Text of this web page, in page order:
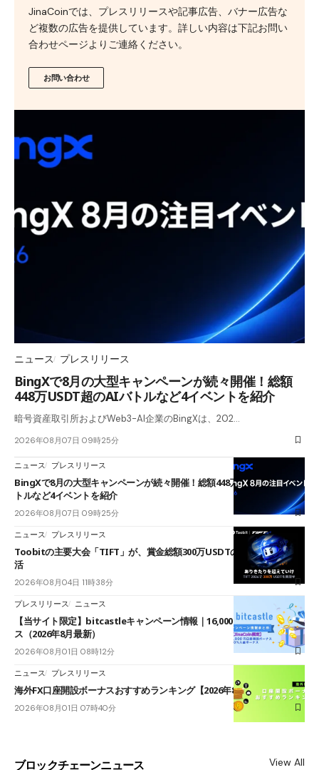
JinaCoinでは、プレスリリースや記事広告、バナー広告な
ど複数の広告を提供しています。詳しい内容は下記お問い
合わせページよりご連絡ください。
お問い合わせ
ニュース プレスリリース
BingXで8月の大型キャンペーンが続々開催！総額
448万USDT超のAIバトルなど4イベントを紹介
暗号資産取引所およびWeb3-AI企業のBingXは、202…
2026年08月07日 09時25分
ニュース プレスリリース
BingXで8月の大型キャンペーンが続々開催！総額448万USDT超のAIバ
トルなど4イベントを紹介
2026年08月07日 09時25分
ニュース プレスリリース
Toobitの主要大会「TIFT」が、賞金総額300万USDTのレースとして復
活
2026年08月04日 11時38分
プレスリリース ニュース
【当サイト限定】bitcastleキャンペーン情報｜16,000円口座開設ボーナ
ス（2026年8月最新）
2026年08月01日 08時12分
ニュース プレスリリース
海外FX口座開設ボーナスおすすめランキング【2026年8月最新】
2026年08月01日 07時40分
ブロックチェーンニュース View All